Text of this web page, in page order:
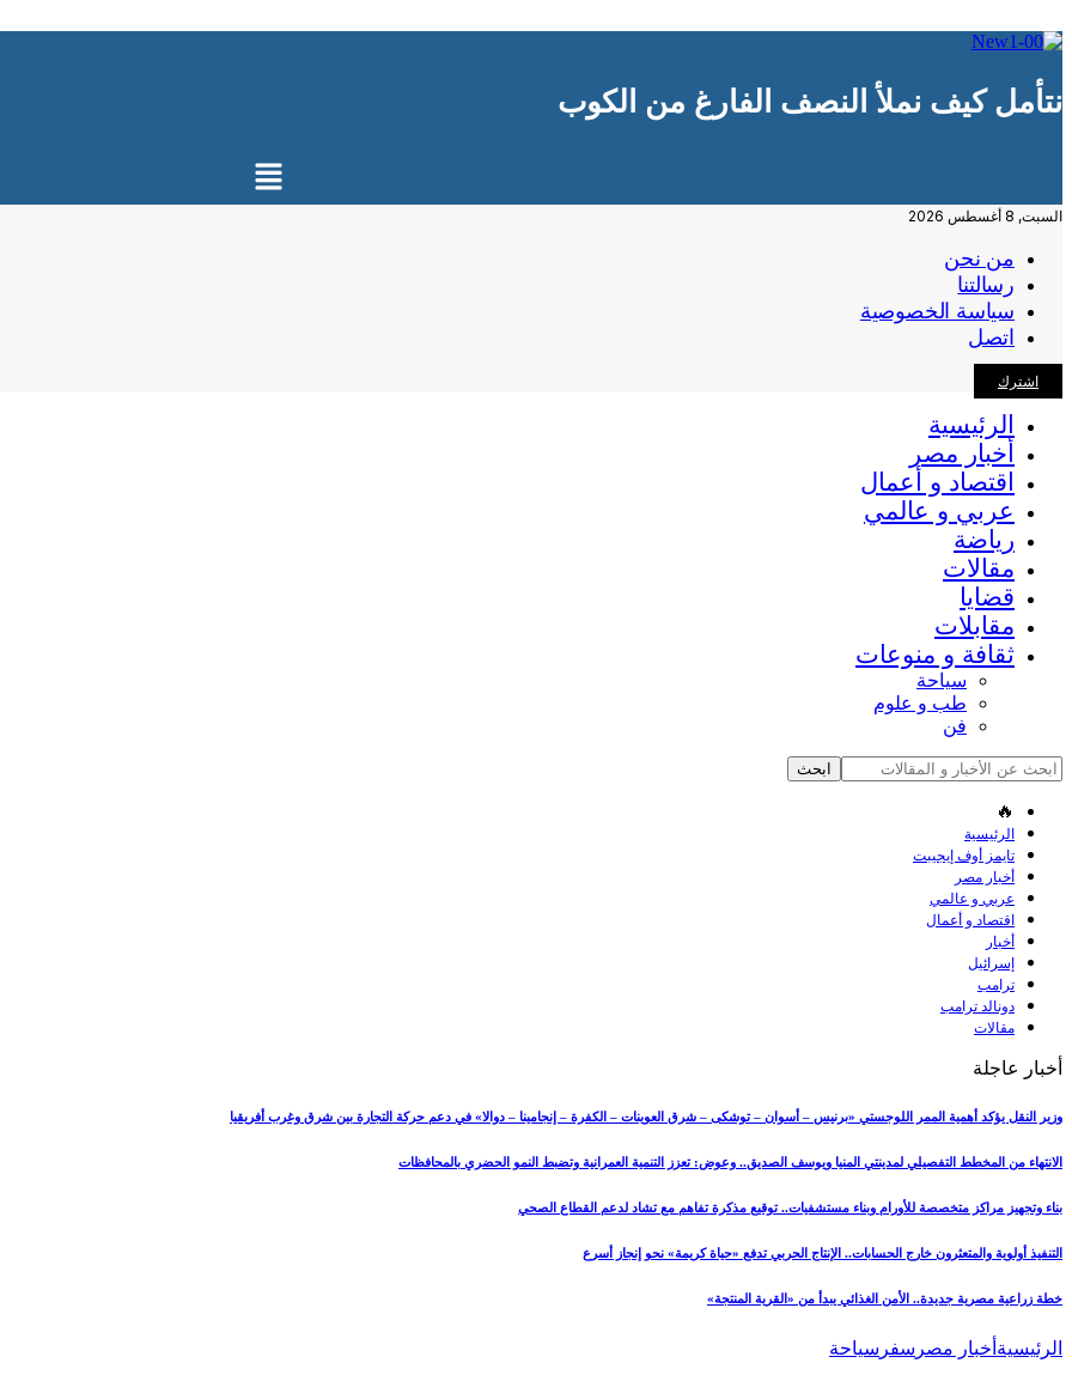
نتأمل كيف نملأ النصف الفارغ من الكوب
السبت, 8 أغسطس 2026
من نحن
رسالتنا
سياسة الخصوصية
اتصل
اشترك
الرئيسية
أخبار مصر
اقتصاد و أعمال
عربي و عالمي
رياضة
مقالات
قضايا
مقابلات
ثقافة و منوعات
سياحة
طب و علوم
فن
🔥
الرئيسية
تايمز أوف إيجيبت
أخبار مصر
عربي و عالمي
اقتصاد و أعمال
أخبار
إسرائيل
ترامب
دونالد ترامب
مقالات
أخبار عاجلة
وزير النقل يؤكد أهمية الممر اللوجستي «برنيس – أسوان – توشكى – شرق العوينات – الكفرة – إنجامينا – دوالا» في دعم حركة التجارة بين شرق وغرب أفريقيا
الانتهاء من المخطط التفصيلي لمدينتي المنيا ويوسف الصديق.. وعوض: تعزز التنمية العمرانية وتضبط النمو الحضري بالمحافظات
بناء وتجهيز مراكز متخصصة للأورام وبناء مستشفيات.. توقيع مذكرة تفاهم مع تشاد لدعم القطاع الصحي
التنفيذ أولوية والمتعثرون خارج الحسابات.. الإنتاج الحربي تدفع «حياة كريمة» نحو إنجاز أسرع
خطة زراعية مصرية جديدة.. الأمن الغذائي يبدأ من «القرية المنتجة»
الرئيسية أخبار مصر سفر سياحة